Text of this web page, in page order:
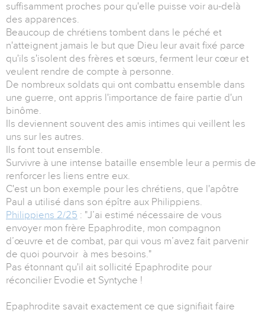
suffisamment proches pour qu'elle puisse voir au-delà
des apparences.
Beaucoup de chrétiens tombent dans le péché et
n'atteignent jamais le but que Dieu leur avait fixé parce
qu'ils s'isolent des frères et sœurs, ferment leur cœur et
veulent rendre de compte à personne.
De nombreux soldats qui ont combattu ensemble dans
une guerre, ont appris l'importance de faire partie d'un
binôme.
Ils deviennent souvent des amis intimes qui veillent les
uns sur les autres.
Ils font tout ensemble.
Survivre à une intense bataille ensemble leur a permis de
renforcer les liens entre eux.
C'est un bon exemple pour les chrétiens, que l'apôtre
Paul a utilisé dans son épître aux Philippiens.
Philippiens 2/25 : "J’ai estimé nécessaire de vous
envoyer mon frère Epaphrodite, mon compagnon
d’œuvre et de combat, par qui vous m’avez fait parvenir
de quoi pourvoir à mes besoins."
Pas étonnant qu'il ait sollicité Epaphrodite pour
réconcilier Evodie et Syntyche !
Epaphrodite savait exactement ce que signifiait faire